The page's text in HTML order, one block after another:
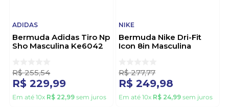
ADIDAS
Bermuda Adidas Tiro Np
Sho Masculina Ke6042
R$ 255,54
R$ 229,99
Em até 10x R$ 22,99 sem juros
NIKE
Bermuda Nike Dri-Fit
Icon 8in Masculina
R$ 277,77
R$ 249,98
Em até 10x R$ 24,99 sem juros